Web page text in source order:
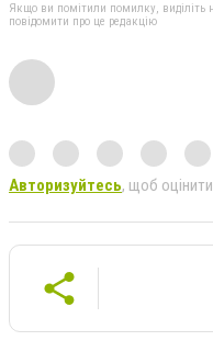
Якщо ви помітили помилку, виділіть
повідомити про це редакцію
Авторизуйтесь, щоб оцінити